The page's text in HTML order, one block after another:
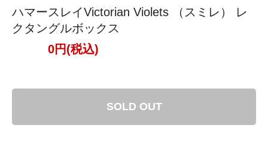
ハマースレイVictorian Violets （スミレ） レ
クタングルボックス
0円(税込)
SOLD OUT